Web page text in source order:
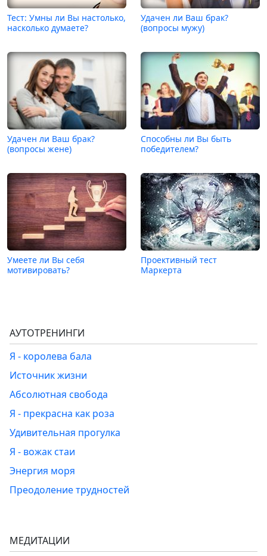
Тест: Умны ли Вы настолько,
насколько думаете?
Удачен ли Ваш брак?
(вопросы мужу)
Удачен ли Ваш брак?
(вопросы жене)
Способны ли Вы быть
победителем?
Умеете ли Вы себя
мотивировать?
Проективный тест
Маркерта
АУТОТРЕНИНГИ
Я - королева бала
Источник жизни
Абсолютная свобода
Я - прекрасна как роза
Удивительная прогулка
Я - вожак стаи
Энергия моря
Преодоление трудностей
МЕДИТАЦИИ